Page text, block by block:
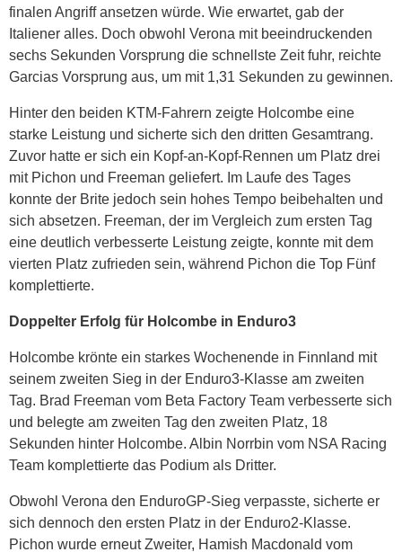
finalen Angriff ansetzen würde. Wie erwartet, gab der
Italiener alles. Doch obwohl Verona mit beeindruckenden
sechs Sekunden Vorsprung die schnellste Zeit fuhr, reichte
Garcias Vorsprung aus, um mit 1,31 Sekunden zu gewinnen.
Hinter den beiden KTM-Fahrern zeigte Holcombe eine
starke Leistung und sicherte sich den dritten Gesamtrang.
Zuvor hatte er sich ein Kopf-an-Kopf-Rennen um Platz drei
mit Pichon und Freeman geliefert. Im Laufe des Tages
konnte der Brite jedoch sein hohes Tempo beibehalten und
sich absetzen. Freeman, der im Vergleich zum ersten Tag
eine deutlich verbesserte Leistung zeigte, konnte mit dem
vierten Platz zufrieden sein, während Pichon die Top Fünf
komplettierte.
Doppelter Erfolg für Holcombe in Enduro3
Holcombe krönte ein starkes Wochenende in Finnland mit
seinem zweiten Sieg in der Enduro3-Klasse am zweiten
Tag. Brad Freeman vom Beta Factory Team verbesserte sich
und belegte am zweiten Tag den zweiten Platz, 18
Sekunden hinter Holcombe. Albin Norrbin vom NSA Racing
Team komplettierte das Podium als Dritter.
Obwohl Verona den EnduroGP-Sieg verpasste, sicherte er
sich dennoch den ersten Platz in der Enduro2-Klasse.
Pichon wurde erneut Zweiter, Hamish Macdonald vom